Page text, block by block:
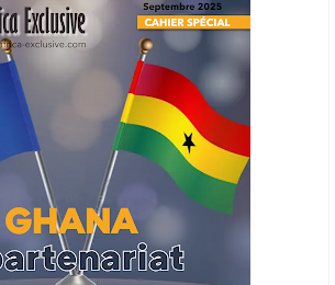
dans les marchés du secteur énergétique.
recenser les entreprises africaines opérant dans
et de publier des appels d’offres
sociétés du continent. Le projet est en phase
et devrait aboutir, d’ici fin 2026 ou début
des appels d’offres dans le secteur de
CORPORATION
Finance Corporation (AFC) a annoncé avoir
de 2 milliards de dollars, la plus importante
Initialement calibrée à 1,6 milliard, l'opération a